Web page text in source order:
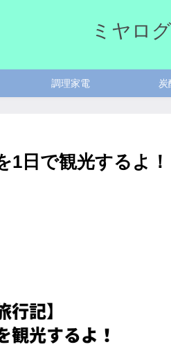
ミヤログ
調理家電 炭
1日で観光するよ！